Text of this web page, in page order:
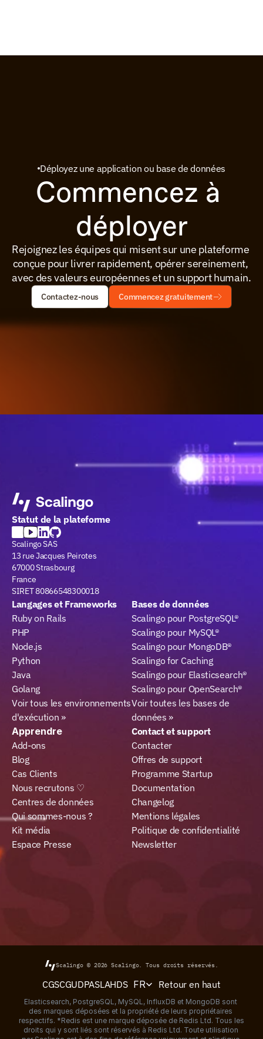
Déployez une application ou base de données
Commencez à
déployer
Rejoignez les équipes qui misent sur une plateforme
conçue pour livrer rapidement, opérer sereinement,
avec des valeurs européennes et un support humain.
Contactez-nous Commencez gratuitement
Statut de la plateforme
Scalingo SAS
13 rue Jacques Peirotes
67000 Strasbourg
France
SIRET 80866548300018
Langages et Frameworks
Ruby on Rails
PHP
Node.js
Python
Java
Golang
Voir tous les environnements
d'exécution »
Bases de données
Scalingo pour PostgreSQL®
Scalingo pour MySQL®
Scalingo pour MongoDB®
Scalingo for Caching
Scalingo pour Elasticsearch®
Scalingo pour OpenSearch®
Voir toutes les bases de
données »
Apprendre
Add-ons
Blog
Cas Clients
Nous recrutons ♡
Centres de données
Qui sommes-nous ?
Kit média
Espace Presse
Contact et support
Contacter
Offres de support
Programme Startup
Documentation
Changelog
Mentions légales
Politique de confidentialité
Newsletter
Scalingo © 2026Scalingo. Tous droits réservés.
CGSCGUDPASLAHDS FR Retour en haut
Elasticsearch, PostgreSQL, MySQL, InfluxDB et MongoDB sont
des marques déposées et la propriété de leurs propriétaires
respectifs. *Redis est une marque déposée de Redis Ltd. Tous les
droits qui y sont liés sont réservés à Redis Ltd. Toute utilisation